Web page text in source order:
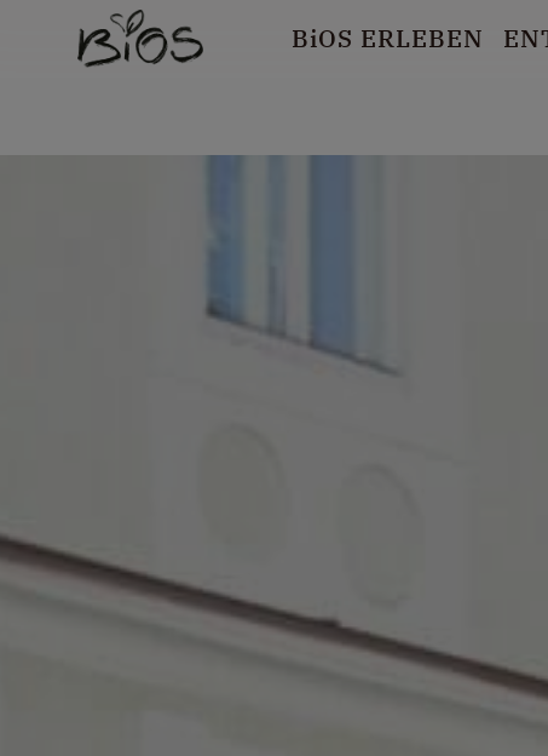
BiOS ERLEBEN